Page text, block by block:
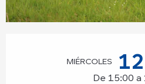
MIÉRCOLES 12
De 15:00 a